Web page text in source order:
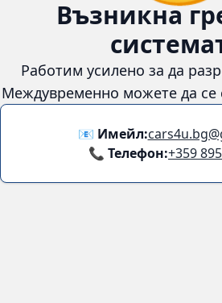
Възникна
Работим усилено за да
Междувременно можете да се
📧 Имейл:
📞 Телефон:+359